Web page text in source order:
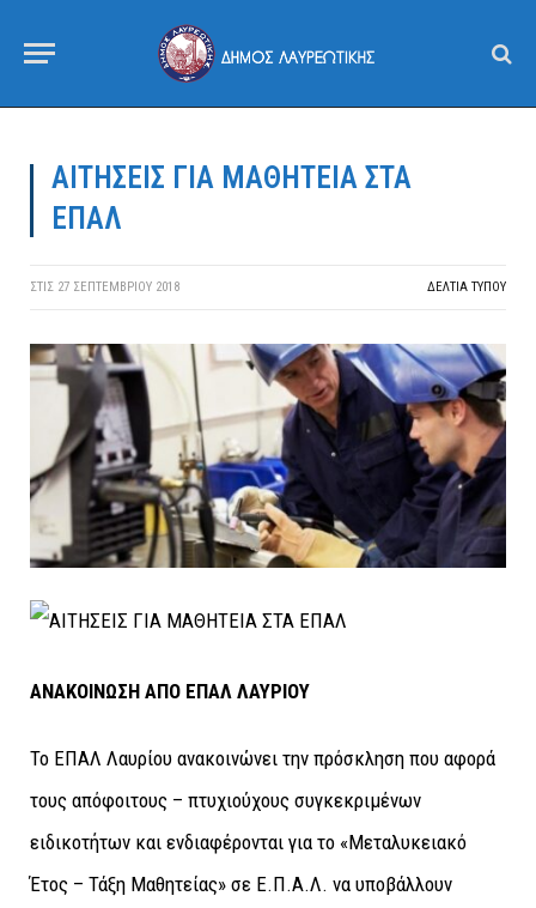
ΑΙΤΗΣΕΙΣ ΓΙΑ ΜΑΘΗΤΕΙΑ ΣΤΑ
ΕΠΑΛ
ΣΤΙΣ 27 ΣΕΠΤΕΜΒΡΊΟΥ 2018 ΔΕΛΤΙΑ ΤΥΠΟΥ
ΑΝΑΚΟΙΝΩΣΗ ΑΠΟ ΕΠΑΛ ΛΑΥΡΙΟΥ
Το ΕΠΑΛ Λαυρίου ανακοινώνει την πρόσκληση που αφορά
τους απόφοιτους – πτυχιούχους συγκεκριμένων
ειδικοτήτων και ενδιαφέρονται για το «Μεταλυκειακό
Έτος – Τάξη Μαθητείας» σε Ε.Π.Α.Λ. να υποβάλλουν